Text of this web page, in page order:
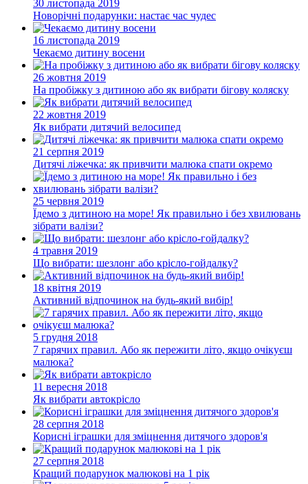
30 листопада 2019
Новорічні подарунки: настає час чудес
16 листопада 2019
Чекаємо дитину восени
26 жовтня 2019
На пробіжку з дитиною або як вибрати бігову коляску
22 жовтня 2019
Як вибрати дитячий велосипед
21 серпня 2019
Дитячі ліжечка: як привчити малюка спати окремо
25 червня 2019
Їдемо з дитиною на море! Як правильно і без хвилювань
зібрати валізи?
4 травня 2019
Що вибрати: шезлонг або крісло-гойдалку?
18 квітня 2019
Активний відпочинок на будь-який вибір!
5 грудня 2018
7 гарячих правил. Або як пережити літо, якщо очікуєш
малюка?
11 вересня 2018
Як вибрати автокрісло
28 серпня 2018
Корисні іграшки для зміцнення дитячого здоров'я
27 серпня 2018
Кращий подарунок малюкові на 1 рік